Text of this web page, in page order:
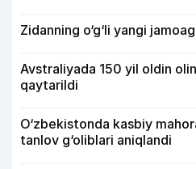
Zidanning o‘g‘li yangi
Avstraliyada 150 yil oldin
qaytarildi
O‘zbekistonda kasbiy
tanlov g‘oliblari aniqlandi